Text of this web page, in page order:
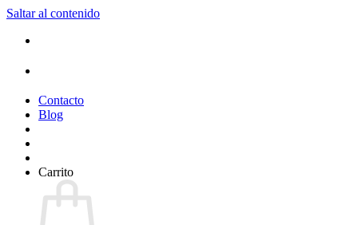
Saltar al contenido
Contacto
Blog
Carrito